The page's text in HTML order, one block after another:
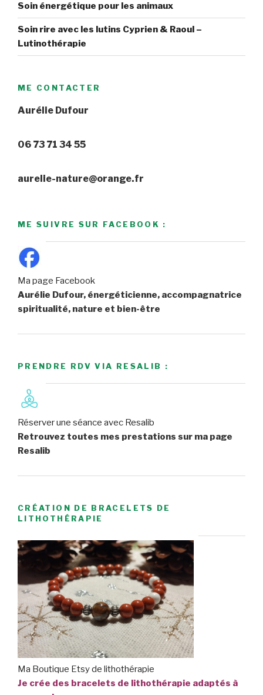
Soin énergétique pour les animaux
Soin rire avec les lutins Cyprien & Raoul –
Lutinothérapie
ME CONTACTER
Aurélie Dufour
06 73 71 34 55
aurelie-nature@orange.fr
ME SUIVRE SUR FACEBOOK :
Ma page Facebook
Aurélie Dufour, énergéticienne, accompagnatrice
spiritualité, nature et bien-être
PRENDRE RDV VIA RESALIB :
Réserver une séance avec Resalib
Retrouvez toutes mes prestations sur ma page
Resalib
CRÉATION DE BRACELETS DE
LITHOTHÉRAPIE
Ma Boutique Etsy de lithothérapie
Je crée des bracelets de lithothérapie adaptés à